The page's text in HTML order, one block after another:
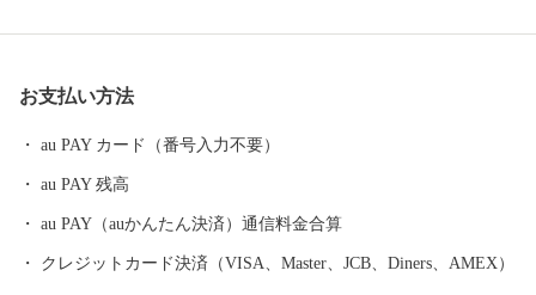
まなウォーター・ビーチ・マリンスポーツを楽しむことができ、
お支払い方法
au PAY カード（番号入力不要）
au PAY 残高
au PAY（auかんたん決済）通信料金合算
クレジットカード決済（VISA、Master、JCB、Diners、AMEX）